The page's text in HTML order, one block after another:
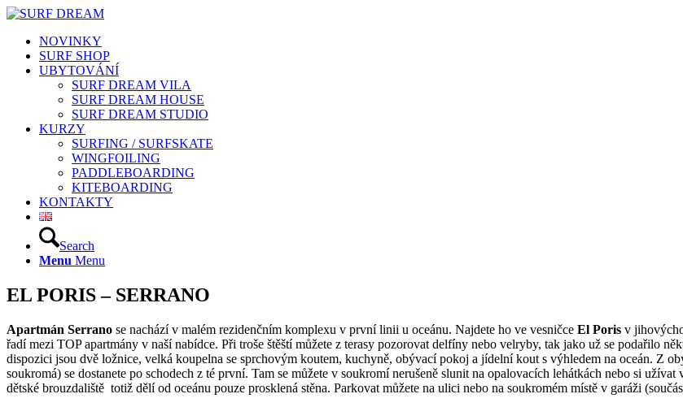
NOVINKY
SURF SHOP
UBYTOVÁNÍ
SURF DREAM VILA
SURF DREAM HOUSE
SURF DREAM STUDIO
KURZY
SURFING / SURFSKATE
WINGFOILING
PADDLEBOARDING
KITEBOARDING
KONTAKTY
Search
Menu Menu
EL PORIS – SERRANO
Apartmán Serrano se nachází v malém rezidenčním komplexu v první linii u oceánu. Najdete ho ve vesničce El Poris v
řadí mezi TOP apartmány v naší nabídce. Při troše štěští můžete z terasy pozorovat delfíny nebo velryby, tak jako už se podařilo
dispozici jsou dvě ložnice, velká koupelna se sprchovým koutem, kuchyně, obývací pokoj a jídelní kout s výhledem na oceán. Z
soukromá) se dostanete po schodech z té první. Tam se můžete v soukromí nerušeně slunit na opalovacích lehátkách nebo si
dětské brouzdaliště totiž dělí od oceánu pouze prosklená stěna. Parkovat můžete na ulici nebo na soukromém místě v garáži